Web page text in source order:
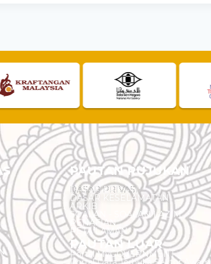
PAUTAN RUJUKAN
DASAR PRIVASI
DASAR KESELAMATAN
ARKIB
SOALAN - SOALAN LAZIM
PENAFIAN
PETA LAMAN
PAUTAN LUAR
Portal MyGOVERNMENT